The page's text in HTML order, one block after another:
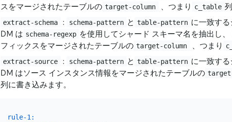
スをマージされたテーブルの target-column 、つまり c_table
extract-schema : schema-pattern と table-pattern に一致する
DM は schema-regexp を使用してシャード スキーマ名を抽出し、
フィックスをマージされたテーブルの target-column 、つまり
extract-source : schema-pattern と table-pattern に一致する
DM はソース インスタンス情報をマージされたテーブルの
列に書き込みます。
rule-1: